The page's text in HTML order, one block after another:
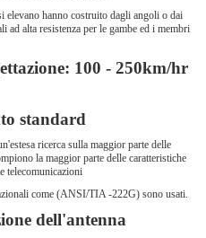
elevano hanno costruito dagli angoli o dai
ad alta resistenza per le gambe ed i membri
100 - 250km/hr
standard
ricerca sulla maggior parte delle
la maggior parte delle caratteristiche
telecomunicazioni
come (ANSI/TIA -222G) sono usati.
dell'antenna